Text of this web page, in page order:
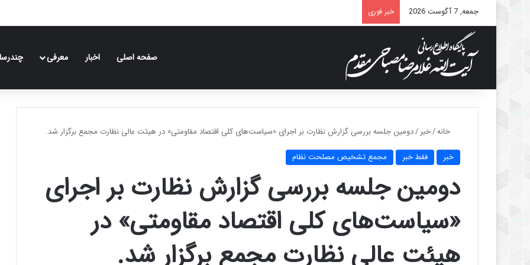
جمعه, 7 آگوست 2026 خبر فوری
صفحه اصلی اخبار معرفی
خانه/خبر /دومین جلسه بررسی گزارش نظارت بر اجرای «سیاست‌های کلی اقتصاد مقاومتی» در هیئت عالی نظارت مجمع برگزار شد.
خبر فقط خبر مجمع تشخیص مصلحت نظام
دومین جلسه بررسی گزارش نظارت بر اجرای
«سیاست‌های کلی اقتصاد مقاومتی» در
هیئت عالی نظارت مجمع برگزار شد.